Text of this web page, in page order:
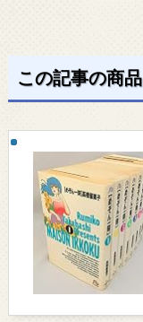
この記事の商品